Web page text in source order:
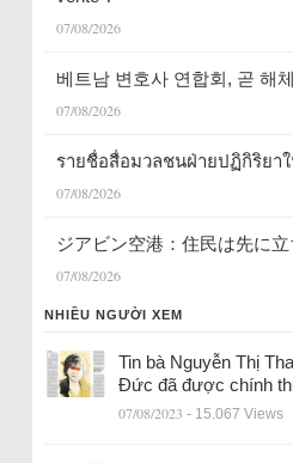
07/08/2026
베트남 변호사 연합회, 곧 해
07/08/2026
รายชื่อสื่อมวลชนฝ่ายปฏิกิริยา
07/08/2026
ジアビン空港：住民は先に
07/08/2026
NHIỀU NGƯỜI XEM
Tin bà Nguyễn Thị
Đức đã được chính
07/08/2023 - 15.067 Views